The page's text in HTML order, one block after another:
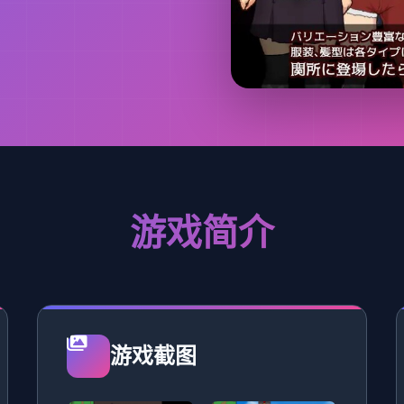
游戏简介
游戏截图